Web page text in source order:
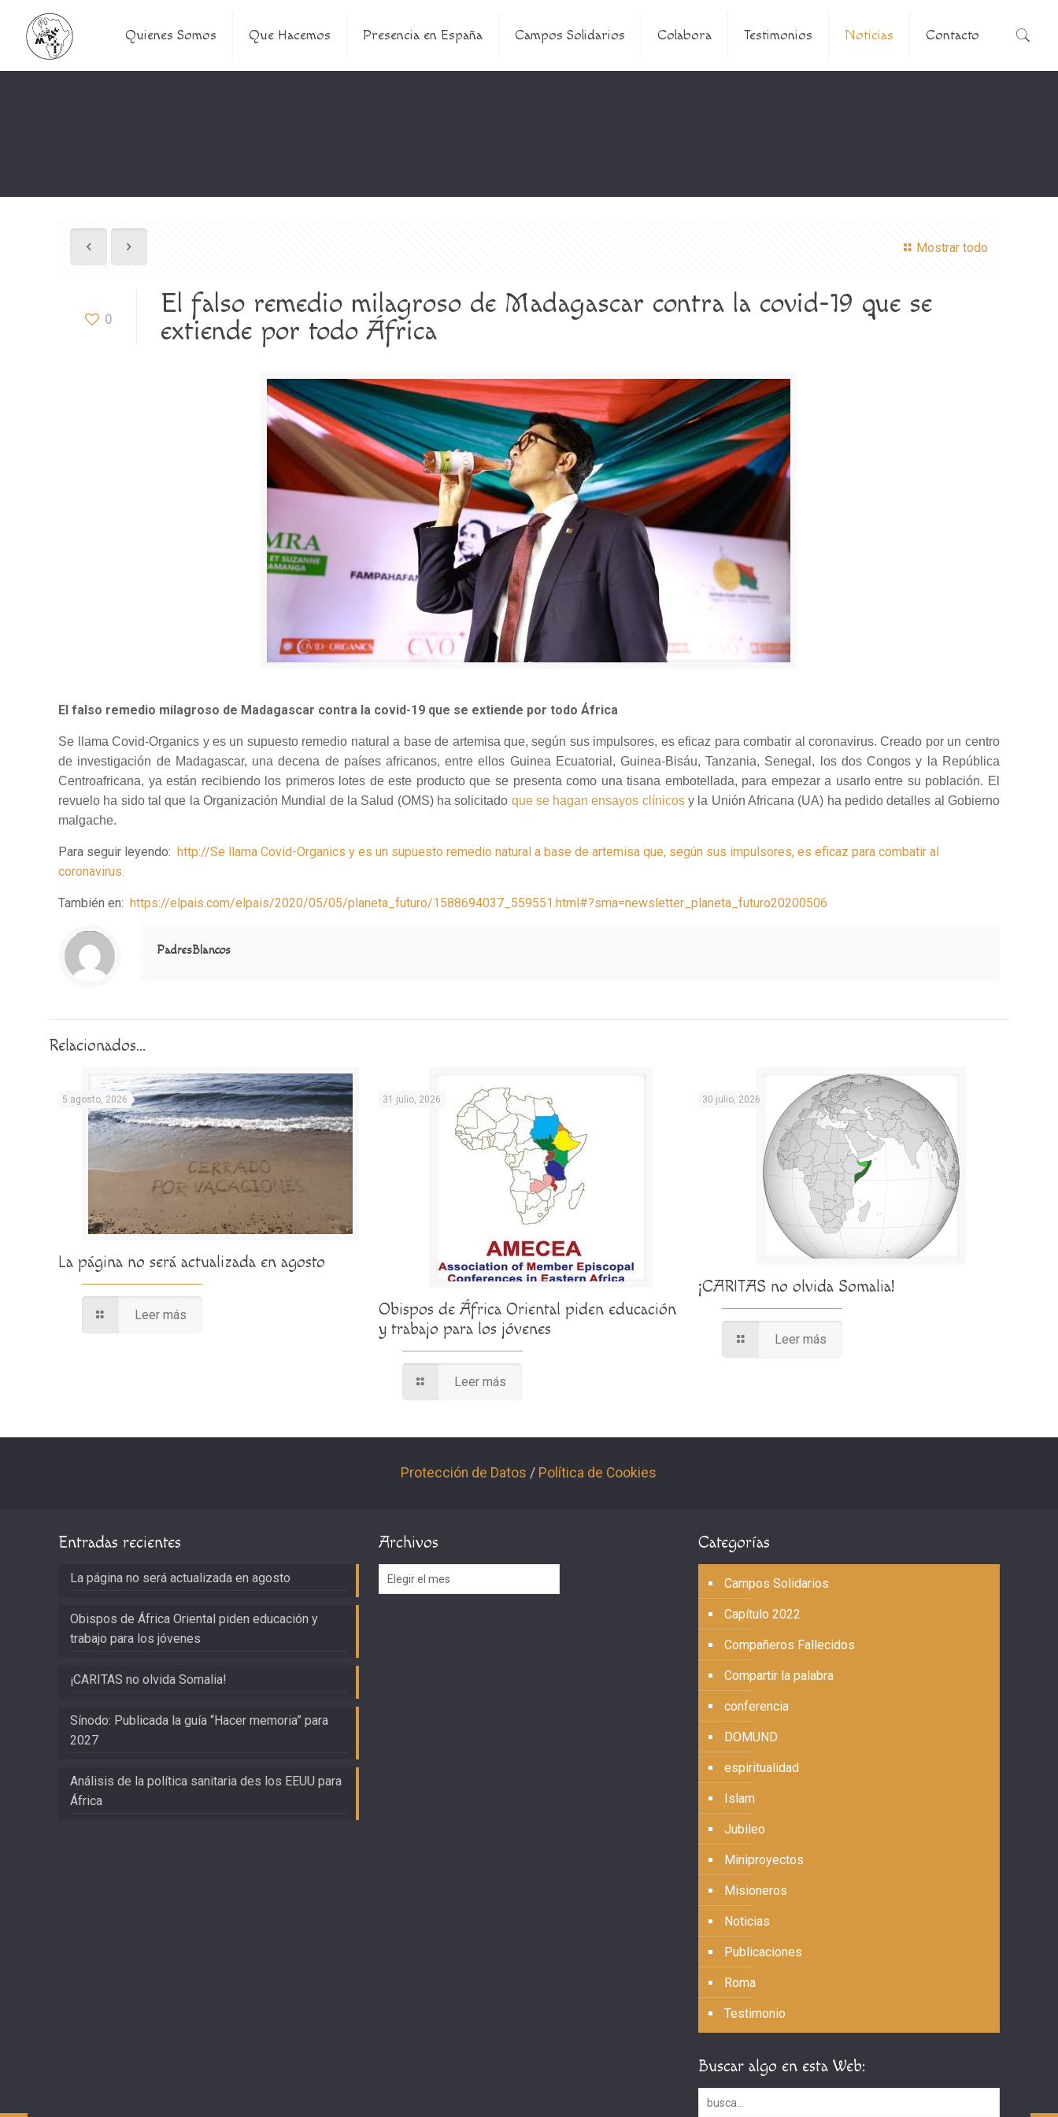
Quienes Somos Que Hacemos Presencia en España Campos Solidarios Colabora Testimonios Noticias Contacto
Mostrar todo
0
El falso remedio milagroso de Madagascar contra la covid-19 que se
extiende por todo África
El falso remedio milagroso de Madagascar contra la covid-19 que se extiende por todo África
Se llama Covid-Organics y es un supuesto remedio natural a base de artemisa que, según sus impulsores, es eficaz para combatir al coronavirus. Creado por un centro
de investigación de Madagascar, una decena de países africanos, entre ellos Guinea Ecuatorial, Guinea-Bisáu, Tanzania, Senegal, los dos Congos y la República
Centroafricana, ya están recibiendo los primeros lotes de este producto que se presenta como una tisana embotellada, para empezar a usarlo entre su población. El
revuelo ha sido tal que la Organización Mundial de la Salud (OMS) ha solicitado que se hagan ensayos clínicosy la Unión Africana (UA) ha pedido detalles al Gobierno
malgache.
Para seguir leyendo:http://Se llama Covid-Organics y es un supuesto remedio natural a base de artemisa que, según sus impulsores, es eficaz para combatir al
coronavirus.
También en:https://elpais.com/elpais/2020/05/05/planeta_futuro/1588694037_559551.html#?sma=newsletter_planeta_futuro20200506
Notice
: Trying to access array offset on value of type null in
/home/misioner/public_html/padresblancos/themes/betheme/includes/content-single.php
on line
286
PadresBlancos
Relacionados...
5 agosto, 2026
La página no será actualizada en agosto
Leer más
31 julio, 2026
Obispos de África Oriental piden educación
y trabajo para los jóvenes
Leer más
30 julio, 2026
¡CARITAS no olvida Somalia!
Leer más
Protección de Datos / Política de Cookies
Entradas recientes
La página no será actualizada en agosto
Obispos de África Oriental piden educación y
trabajo para los jóvenes
¡CARITAS no olvida Somalia!
Sínodo: Publicada la guía “Hacer memoria” para
2027
Análisis de la política sanitaria des los EEUU para
África
Archivos
Archivos
Categorías
Campos Solidarios
Capítulo 2022
Compañeros Fallecidos
Compartir la palabra
conferencia
DOMUND
espiritualidad
Islam
Jubileo
Miniproyectos
Misioneros
Noticias
Publicaciones
Roma
Testimonio
Buscar algo en esta Web: